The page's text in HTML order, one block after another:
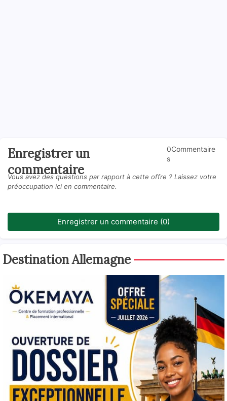
Enregistrer un
commentaire
0Commentaire
s
Vous avez des questions par rapport à cette offre ? Laissez votre
préoccupation ici en commentaire.
Enregistrer un commentaire (0)
Destination Allemagne